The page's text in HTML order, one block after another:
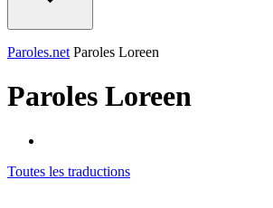
Paroles.net Paroles Loreen
Paroles Loreen
Toutes les traductions